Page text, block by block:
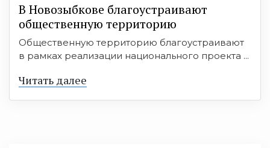
В Новозыбкове благоустраивают
общественную территорию
Общественную территорию благоустраивают
в рамках реализации национального проекта ...
Читать далее